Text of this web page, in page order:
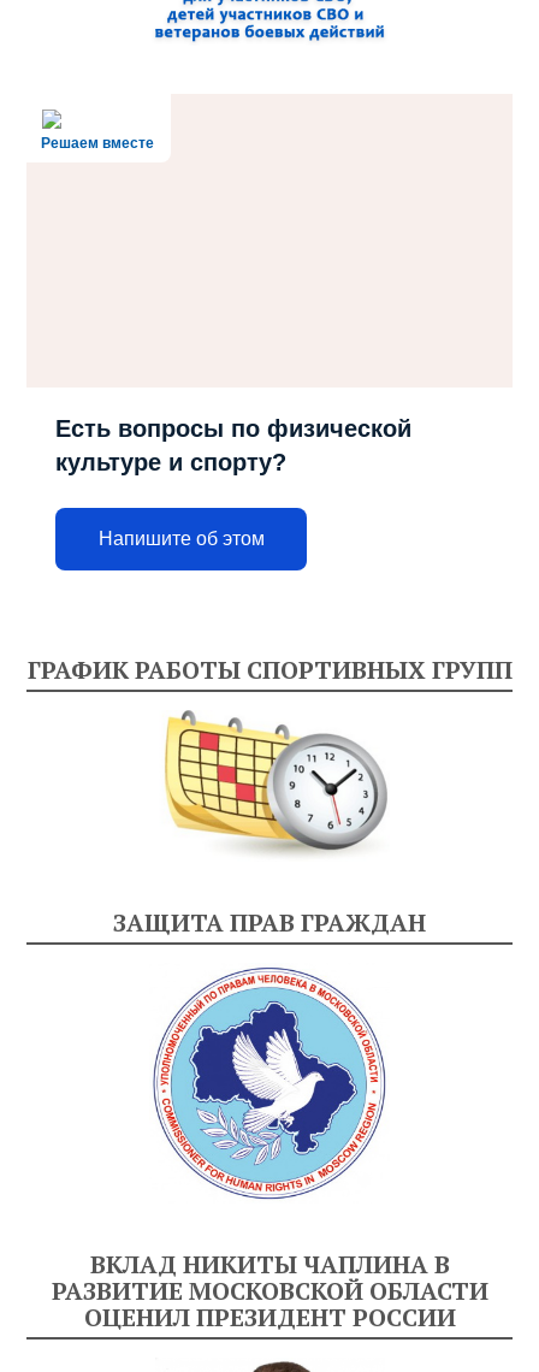
Решаем вместе
Есть вопросы по физической
культуре и спорту?
Напишите об этом
ГРАФИК РАБОТЫ СПОРТИВНЫХ ГРУПП
ЗАЩИТА ПРАВ ГРАЖДАН
ВКЛАД НИКИТЫ ЧАПЛИНА В
РАЗВИТИЕ МОСКОВСКОЙ ОБЛАСТИ
ОЦЕНИЛ ПРЕЗИДЕНТ РОССИИ